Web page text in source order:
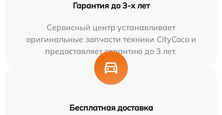
Гарантия до 3-х лет
Сервисный центр устанавливает
оригинальные запчасти техники CityCoco и
предоставляет гарантию до 3 лет.
Бесплатная доставка